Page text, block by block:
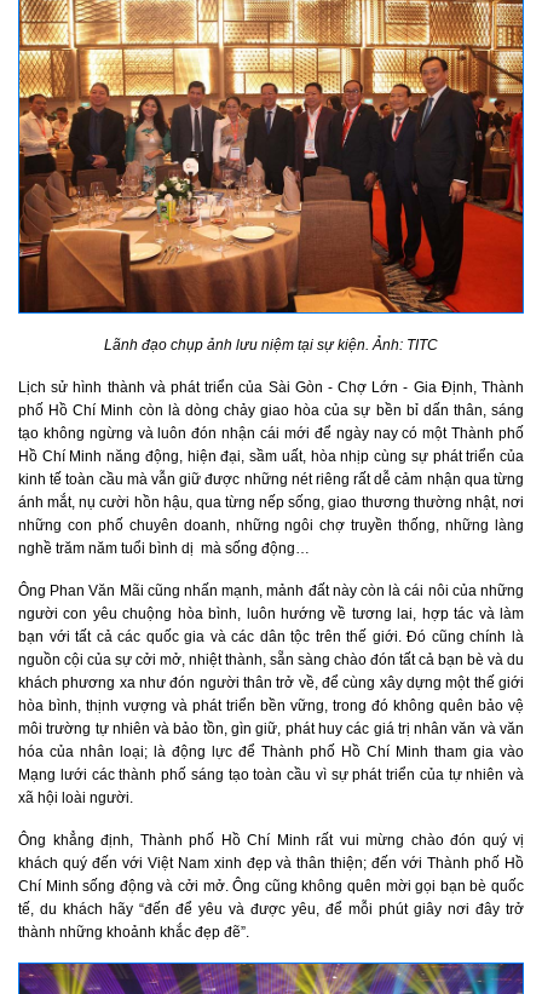
Lãnh đạo chụp ảnh lưu niệm tại sự kiện. Ảnh: TITC
Lịch sử hình thành và phát triển của Sài Gòn - Chợ Lớn - Gia Định, Thành
phố Hồ Chí Minh còn là dòng chảy giao hòa của sự bền bỉ dấn thân, sáng
tạo không ngừng và luôn đón nhận cái mới để ngày nay có một Thành phố
Hồ Chí Minh năng động, hiện đại, sầm uất, hòa nhịp cùng sự phát triển của
kinh tế toàn cầu mà vẫn giữ được những nét riêng rất dễ cảm nhận qua từng
ánh mắt, nụ cười hồn hậu, qua từng nếp sống, giao thương thường nhật, nơi
những con phố chuyên doanh, những ngôi chợ truyền thống, những làng
nghề trăm năm tuổi bình dị mà sống động…
Ông Phan Văn Mãi cũng nhấn mạnh, mảnh đất này còn là cái nôi của những
người con yêu chuộng hòa bình, luôn hướng về tương lai, hợp tác và làm
bạn với tất cả các quốc gia và các dân tộc trên thế giới. Đó cũng chính là
nguồn cội của sự cởi mở, nhiệt thành, sẵn sàng chào đón tất cả bạn bè và du
khách phương xa như đón người thân trở về, để cùng xây dựng một thế giới
hòa bình, thịnh vượng và phát triển bền vững, trong đó không quên bảo vệ
môi trường tự nhiên và bảo tồn, gìn giữ, phát huy các giá trị nhân văn và văn
hóa của nhân loại; là động lực để Thành phố Hồ Chí Minh tham gia vào
Mạng lưới các thành phố sáng tạo toàn cầu vì sự phát triển của tự nhiên và
xã hội loài người.
Ông khẳng định, Thành phố Hồ Chí Minh rất vui mừng chào đón quý vị
khách quý đến với Việt Nam xinh đẹp và thân thiện; đến với Thành phố Hồ
Chí Minh sống động và cởi mở. Ông cũng không quên mời gọi bạn bè quốc
tế, du khách hãy “đến để yêu và được yêu, để mỗi phút giây nơi đây trở
thành những khoảnh khắc đẹp đẽ”.